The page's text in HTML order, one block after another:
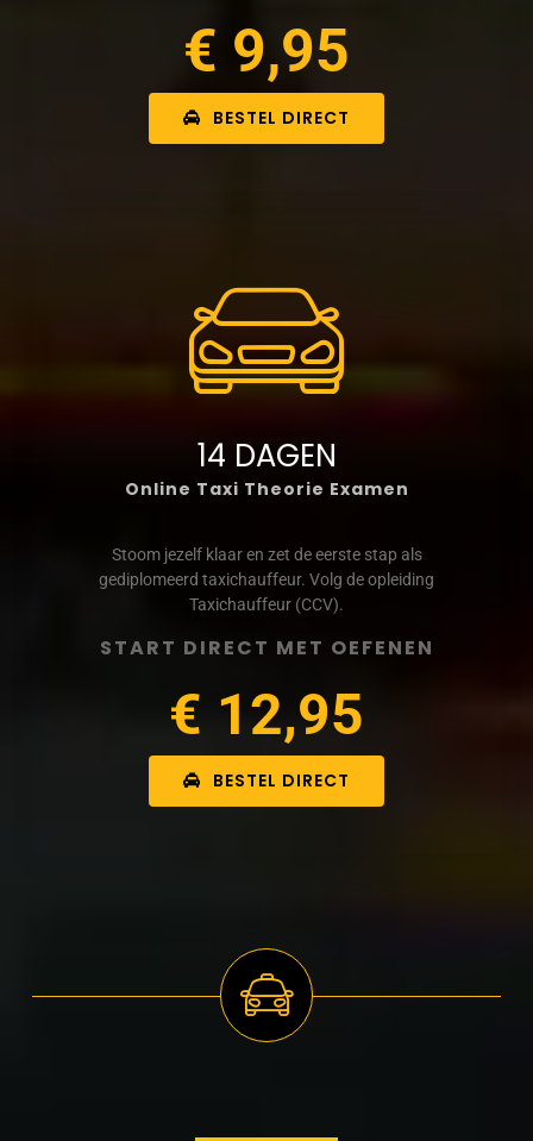
€ 9,95
BESTEL DIRECT
14 DAGEN
Online Taxi Theorie Examen
Stoom jezelf klaar en zet de eerste stap als
gediplomeerd taxichauffeur. Volg de opleiding
Taxichauffeur (CCV).
START DIRECT MET OEFENEN
€ 12,95
BESTEL DIRECT